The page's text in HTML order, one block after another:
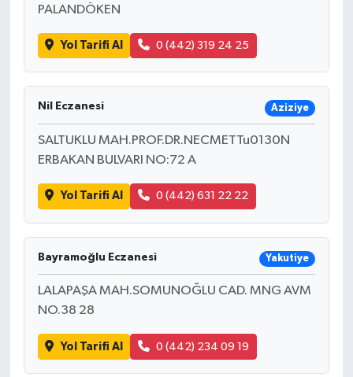
PALANDÖKEN
Yol Tarifi Al 0 (442) 319 24 25
Nil Eczanesi Aziziye
SALTUKLU MAH.PROF.DR.NECMETTu0130N
ERBAKAN BULVARI NO:72 A
Yol Tarifi Al 0 (442) 631 22 22
Bayramoğlu Eczanesi Yakutiye
LALAPAŞA MAH.SOMUNOĞLU CAD. MNG AVM
NO.38 28
Yol Tarifi Al 0 (442) 234 09 19